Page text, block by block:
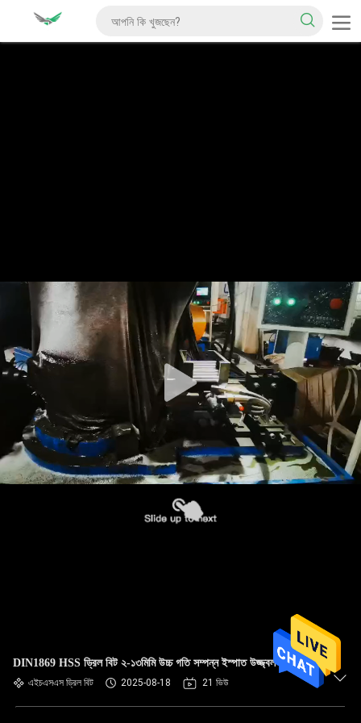
DIN1869 HSS ড্রিল বিট ২-১৩মিমি উচ্চ গতি সম্পন্ন ইস্পাত উজ্জ্বল ফিনিশ
এইচএসএস ড্রিল বিট 2025-08-18 21 ভিউ